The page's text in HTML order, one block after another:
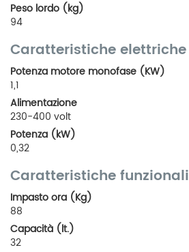
Peso lordo (kg)
94
Caratteristiche elettriche
Potenza motore monofase (KW)
1,1
Alimentazione
230-400 volt
Potenza (kW)
0,32
Caratteristiche funzionali
Impasto ora (Kg)
88
Capacità (lt.)
32